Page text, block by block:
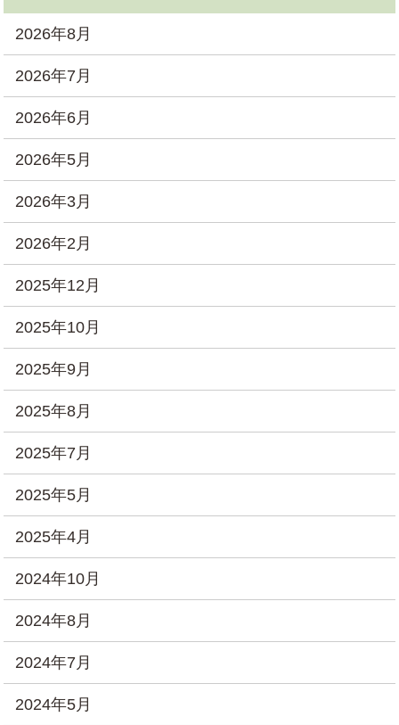
2026年8月
2026年7月
2026年6月
2026年5月
2026年3月
2026年2月
2025年12月
2025年10月
2025年9月
2025年8月
2025年7月
2025年5月
2025年4月
2024年10月
2024年8月
2024年7月
2024年5月